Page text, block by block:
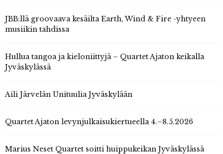
JBB:llä groovaava kesäilta Earth, Wind & Fire -yhtyeen
musiikin tahdissa
Hullua tangoa ja kieloniittyjä – Quartet Ajaton keikalla
Jyväskylässä
Aili Järvelän Unituulia Jyväskylään
Quartet Ajaton levynjulkaisukiertueella 4.–8.5.2026
Marius Neset Quartet soitti huippukeikan Jyväskylässä